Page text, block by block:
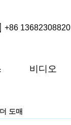
+86 13682308820
비디오
도매